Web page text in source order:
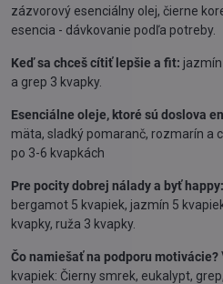
zázvorový esenciálny olej, čierne
esencia - dávkovanie podľa potreby.
Keď sa chceš cítiť lepšie a fit:
a grep 3 kvapky.
Esenciálne oleje, ktoré sú doslova
mäta, sladký pomaranč, rozmarín a
po 3-6 kvapkách
Pre pocity dobrej nálady a byť happy:
bergamot 5 kvapiek, jazmín 5
kvapky, ruža 3 kvapky.
Čo namiešať na podporu motivácie?
kvapiek: Čierny smrek, eukalypt,